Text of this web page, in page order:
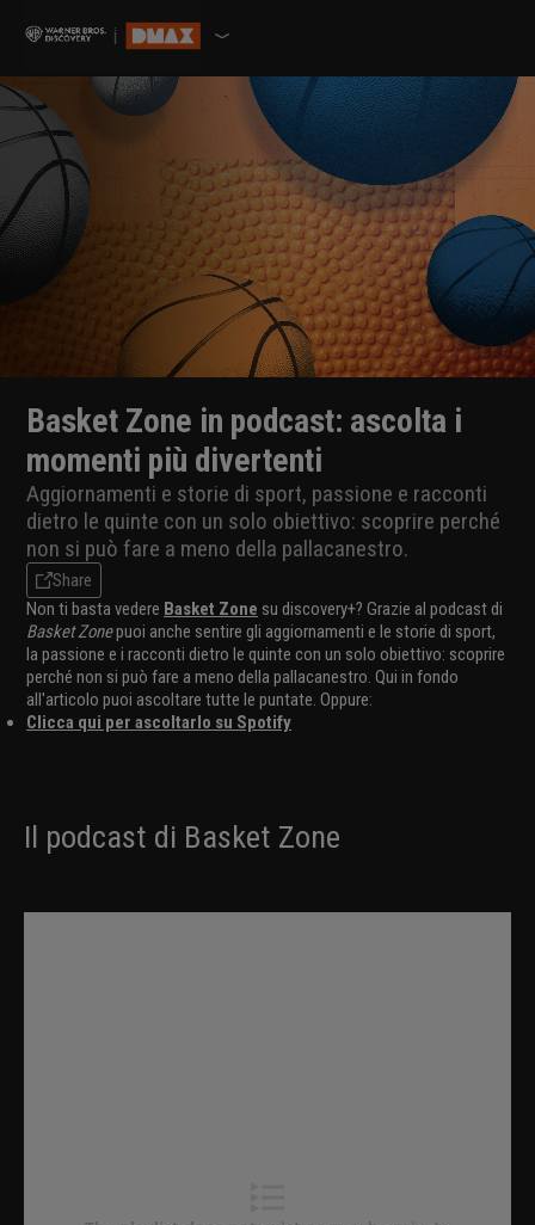
Basket Zone in podcast: ascolta i
momenti più divertenti
Aggiornamenti e storie di sport, passione e racconti
dietro le quinte con un solo obiettivo: scoprire perché
non si può fare a meno della pallacanestro.
Share
Non ti basta vedere Basket Zone su discovery+? Grazie al podcast di
Basket Zonepuoi anche sentire gli aggiornamenti e le storie di sport,
la passione e i racconti dietro le quinte con un solo obiettivo: scoprire
perché non si può fare a meno della pallacanestro. Qui in fondo
all'articolo puoi ascoltare tutte le puntate. Oppure:
Clicca qui per ascoltarlo su Spotify
Il podcast di Basket Zone